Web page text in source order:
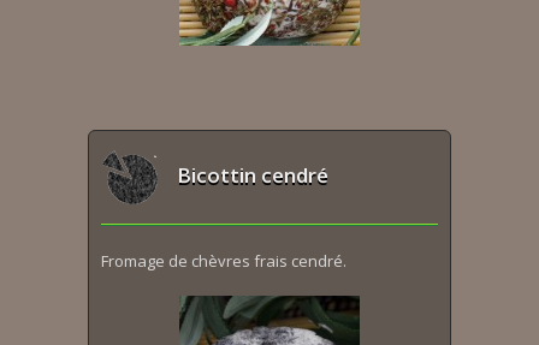
Bicottin cendré
Fromage de chèvres frais cendré.